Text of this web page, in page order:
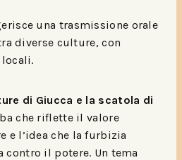
una trasmissione orale
diverse culture, con
di Giucca e la scatola di
che riflette il valore
e l’idea che la furbizia
contro il potere. Un tema